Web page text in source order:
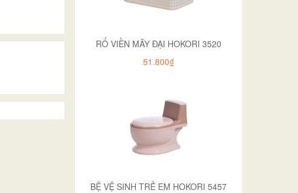
RỔ VIỀN MÂY ĐẠI HOKORI 3520
51.800₫
BỆ VỆ SINH TRẺ EM HOKORI 5457